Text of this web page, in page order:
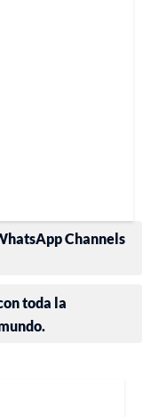
Channels
toda la